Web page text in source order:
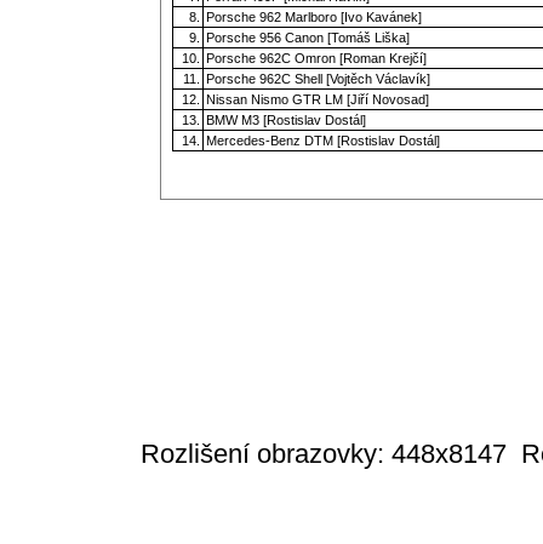
8.
Porsche 962 Marlboro [Ivo Kavánek]
9.
Porsche 956 Canon [Tomáš Liška]
10.
Porsche 962C Omron [Roman Krejčí]
11.
Porsche 962C Shell [Vojtěch Václavík]
12.
Nissan Nismo GTR LM [Jiří Novosad]
13.
BMW M3 [Rostislav Dostál]
14.
Mercedes-Benz DTM [Rostislav Dostál]
Rozlišení obrazovky: 448x8147